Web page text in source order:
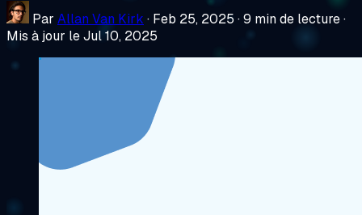
Par Allan Van Kirk · Feb 25, 2025 ·9 min de lecture·
Mis à jour le Jul 10, 2025